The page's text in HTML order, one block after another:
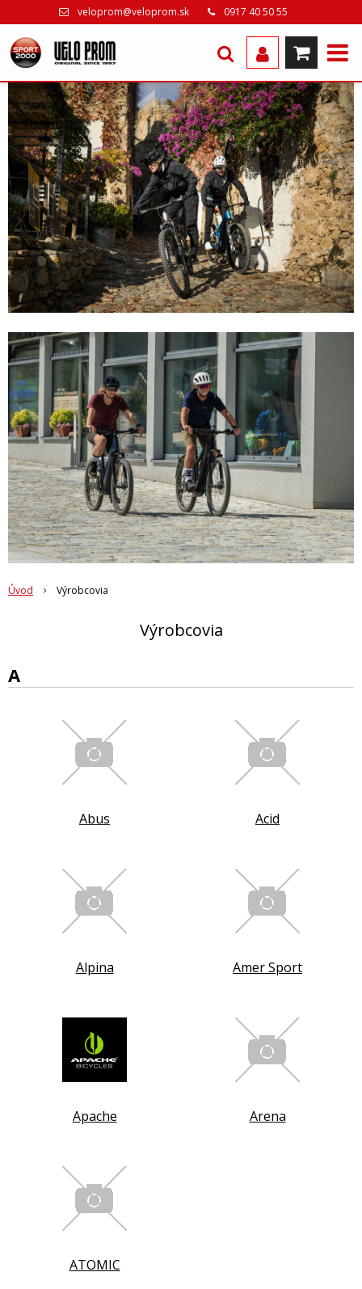
veloprom@veloprom.sk 0917 40 50 55
Úvod Výrobcovia
Výrobcovia
A
Abus Acid
Alpina Amer Sport
Apache Arena
ATOMIC